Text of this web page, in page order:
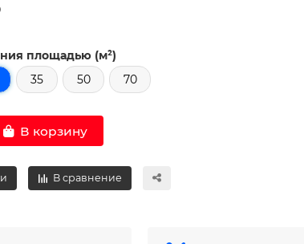
площадью (м²)
35 50 70
В корзину
В сравнение